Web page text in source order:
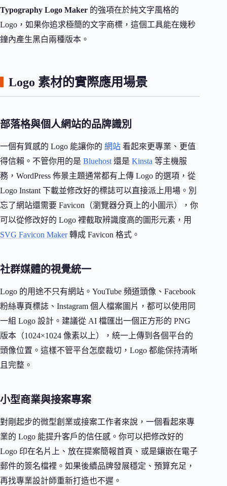
Typography Logo Maker 的強項在於純文字風格的
Logo，如果你追求極簡的文字商標，這個工具能在幾秒
鐘內產生黑白兩種版本。
Logo 素材的實際應用場景
部落格與個人網站的品牌識別
一個有質感的 Logo 能讓你的 網站 看起來更專業、更值
得信賴。不管你用的是 Bluehost還是 Kinsta 等主機服
務，WordPress 佈景主題通常都有上傳 Logo 的選項，從
Logo Instant 下載並修改好的標誌可以直接派上用場。別
忘了網站還需要 Favicon（瀏覽器分頁上的小圖示），你
可以從修改好的 Logo 裡截取辨識度高的圖形元素，用
SVG Favicon Maker轉成 Favicon 格式。
社群媒體的視覺統一
Logo 的用途不只有網站。YouTube 頻道頭像、Facebook
粉絲專頁標誌、Instagram 個人檔案圖片，都可以使用同
一組 Logo 設計。建議從 AI 檔匯出一個正方形的 PNG
版本（1024×1024 像素以上），統一上傳到各個平台的
頭像位置。這樣不管平台怎麼裁切，Logo 都能保持清晰
且完整。
小型商業與接案專案
對剛起步的微型創業或接案工作者來說，一個看起來專
業的 Logo 能提升客戶的信任感。你可以把修改好的
Logo 印在名片上、放在提案簡報首頁、或是鑲嵌在電子
郵件的簽名檔裡。如果後續品牌發展穩定、預算充足，
再找專業設計師重新打造也不遲。